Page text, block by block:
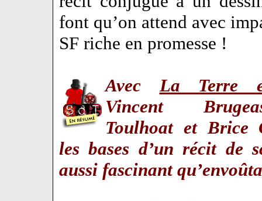
font qu’on attend avec
SF riche en promesse !
AvecLa Terre
Vincent
Toulhoat et Brice
les bases d’un récit de
aussi fascinant